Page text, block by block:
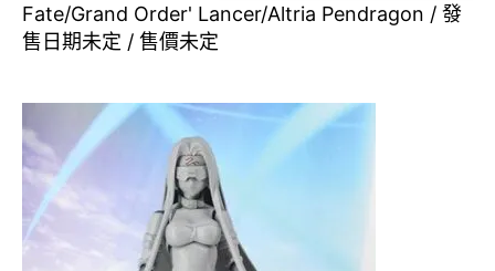
Fate/Grand Order' Lancer/Altria Pendragon / 發
售日期未定 / 售價未定